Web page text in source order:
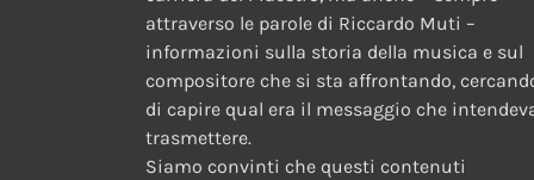
attraverso le parole di Riccardo Muti –
informazioni sulla storia della musica e sul
compositore che si sta affrontando,
di capire qual era il messaggio che
trasmettere.
Siamo convinti che questi contenuti